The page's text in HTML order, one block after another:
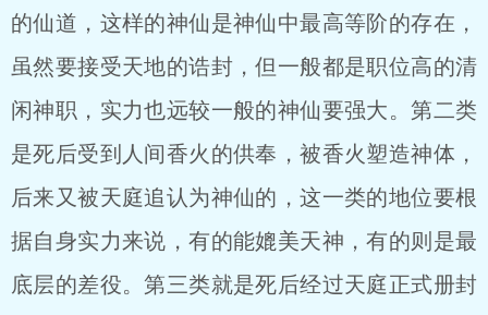
的仙道，这样的神仙是神仙中最高等阶的存在，
虽然要接受天地的诰封，但一般都是职位高的清
闲神职，实力也远较一般的神仙要强大。第二类
是死后受到人间香火的供奉，被香火塑造神体，
后来又被天庭追认为神仙的，这一类的地位要根
据自身实力来说，有的能媲美天神，有的则是最
底层的差役。第三类就是死后经过天庭正式册封